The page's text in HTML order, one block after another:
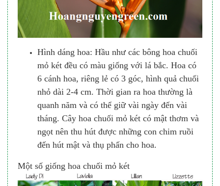
Hình dáng hoa: Hầu như các bông hoa chuối
mỏ két đều có màu giống với lá bắc. Hoa có
6 cánh hoa, riêng lẻ có 3 góc, hình quả chuối
nhỏ dài 2-4 cm. Thời gian ra hoa thường là
quanh năm và có thể giữ vài ngày đến vài
tháng. Cây hoa chuối mỏ két có mật thơm và
ngọt nên thu hút được những con chim ruồi
đến hút mật và thụ phấn cho hoa.
Một số giống hoa chuối mỏ két